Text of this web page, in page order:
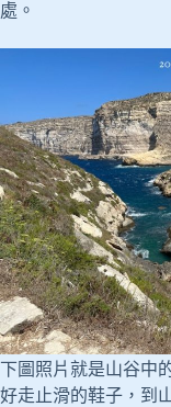
處。
下圖照片就是山谷中
好走止滑的鞋子，到